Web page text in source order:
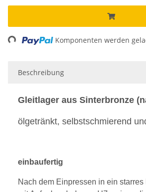
Komponenten werden
Beschreibung
Gleitlager aus Sinterbronze
ölgetränkt, selbstschmierend
einbaufertig
Nach dem Einpressen in ein